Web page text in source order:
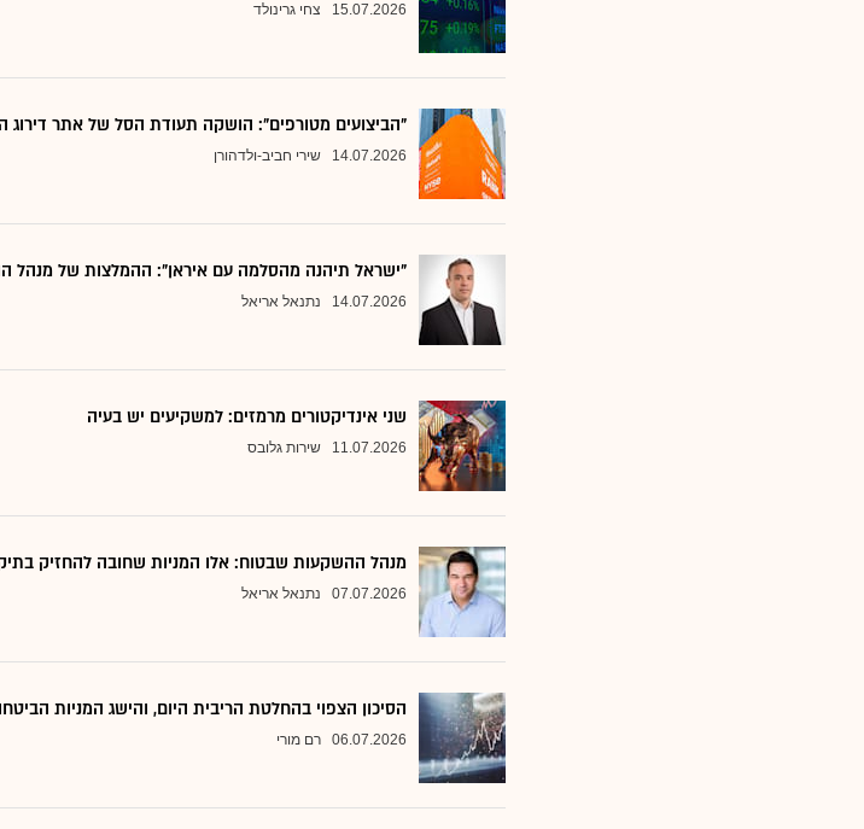
15.07.2026 צחי גרינולד
"הביצועים מטורפים": הושקה תעודת הסל של אתר דירוג
14.07.2026 שירי חביב-ולדהורן
"ישראל תיהנה מהסלמה עם איראן": ההמלצות של מנהל
14.07.2026 נתנאל אריאל
שני אינדיקטורים מרמזים: למשקיעים יש בעיה
11.07.2026 שירות גלובס
מנהל ההשקעות שבטוח: אלו המניות שחובה להחזיק
07.07.2026 נתנאל אריאל
הסיכון הצפוי בהחלטת הריבית היום, והישג המניות
06.07.2026 רם מורי